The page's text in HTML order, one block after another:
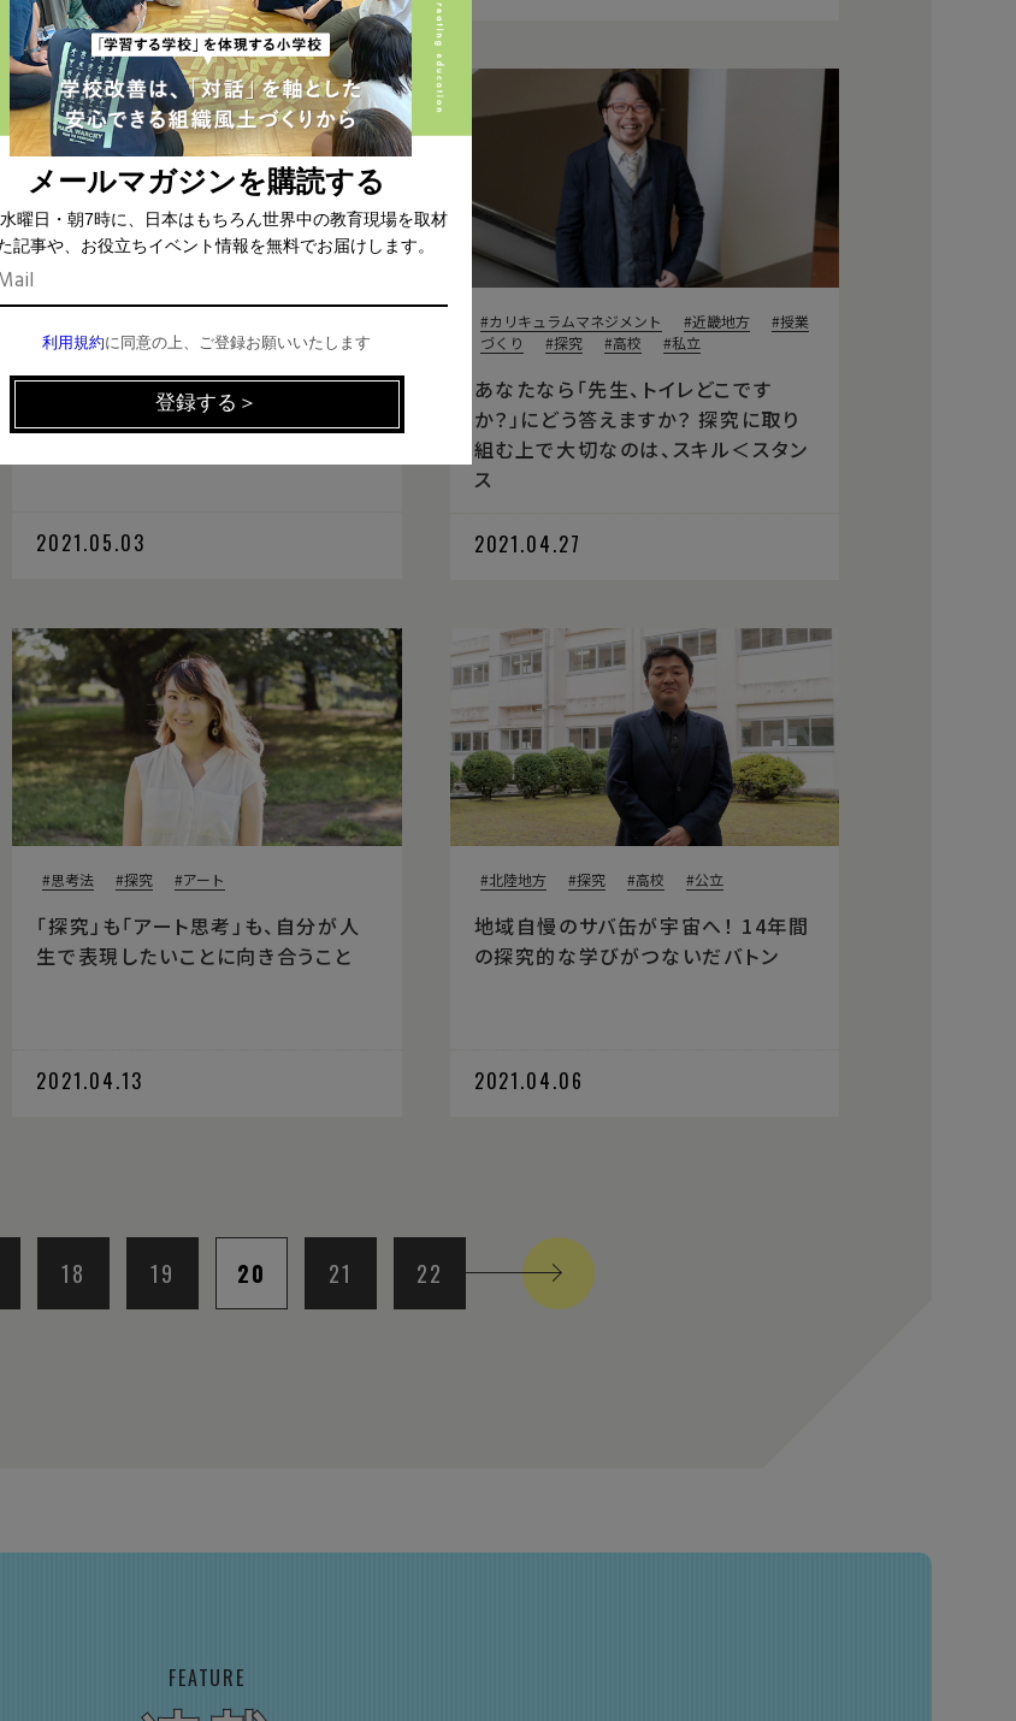
校
私立
約8割が不登校経験を持つ高校で、 1
5年以上続く自由闊達な探究学習「ワ
2021.05.03
カリキュラムマネジメント 近畿地方
授業
づくり
探究 高校 私立
あなたなら「先生、トイレどこです
か？」にどう答えますか？ 探究に取り
組む上で大切なのは、スキル＜スタン
ス
2021.04.27
思考法 探究 アート
「探究」も「アート思考」も、自分が人
生で表現したいことに向き合うこと
2021.04.13
北陸地方 探究 高校 公立
地域自慢のサバ缶が宇宙へ！ 14年間
の探究的な学びがつないだバトン
2021.04.06
18 19 20 21 22
FEATURE
メールマガジンを購読する
曜日・朝7時に、日本はもちろん世界中の教育現場を取材
記事や、お役立ちイベント情報を無料でお届けします。
利用規約に同意の上、ご登録お願いいたします